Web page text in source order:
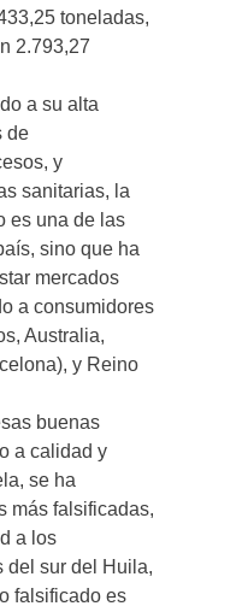
toneladas,
2.793,27
a su alta
de
y
sanitarias, la
es una de las
sino que ha
mercados
a consumidores
Australia,
y Reino
buenas
a calidad y
se ha
más falsificadas,
a los
del sur del Huila,
falsificado es